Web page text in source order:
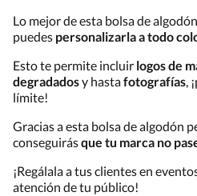
Lo mejor de esta bolsa de
puedes personalizarla a todo
Esto te permite incluir logos de
degradadosy hastafotografías,
límite!
Gracias a esta bolsa de algodón
conseguirásque tu marca no
¡Regálala a tus clientes en
atención de tu público!